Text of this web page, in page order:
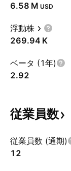
‪6.58 M‬ USD
浮動株
‪269.94 K‬
ベータ (1年)
2.92
従業員数
従業員数 (通期)
12